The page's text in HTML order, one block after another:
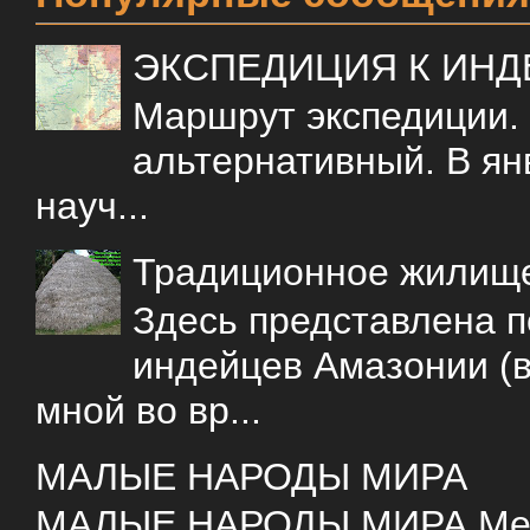
ЭКСПЕДИЦИЯ К
Маршрут
альтернативный. В
науч...
Традиционное
Здесь представлена
индейцев Амазонии
мной во вр...
МАЛЫЕ НАРОДЫ МИРА